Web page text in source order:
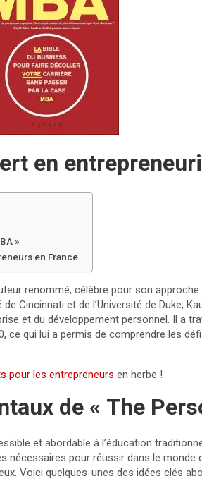
en
»
en France
renommé, célèbre pour son
Cincinnati et de l’Université de Duke,
et du développement personnel. Il a
ce qui lui a permis de comprendre les
pour les entrepreneurs en herbe !
de « The
et abordable à l’éducation
nécessaires pour réussir dans le monde
Voici quelques-unes des idées clés